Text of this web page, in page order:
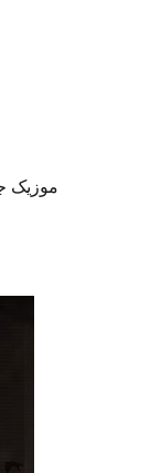
موزیک